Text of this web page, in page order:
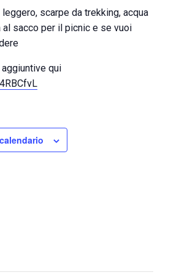
scarpe da trekking, acqua
al sacco per il picnic e se vuoi
qui